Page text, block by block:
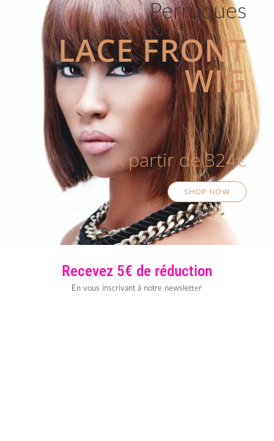
Perruques
LACE FRONT
WIG
A partir de 324€
SHOP NOW
Recevez 5€ de réduction
En vous inscrivant à notre newsletter